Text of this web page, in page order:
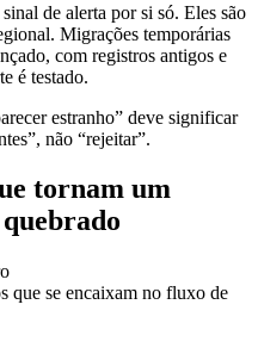
de alerta por si só. Eles são
Migrações temporárias
com registros antigos e
é testado.
estranho” deve significar
não “rejeitar”.
tornam um
que se encaixam no fluxo de